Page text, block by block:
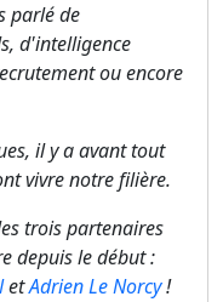
parlé de
d'intelligence
ou encore
il y a avant tout
vivre notre filière.
trois partenaires
depuis le début :
etAdrien Le Norcy!